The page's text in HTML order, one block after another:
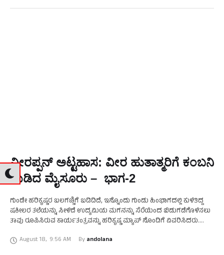
ವೀರಪ್ಪನ್ ಅಟ್ಟಹಾಸ: ವೀರ ಹುತಾತ್ಮರಿಗೆ ಕಂಬನಿ
ಮಿಡಿದ ಮೈಸೂರು – ಭಾಗ-2
ಗುಂಡೇ ಹರಿಕೃಷ್ಣರ ಬಲಗಣ್ಣಿಗೆ ಬಡಿದಿದೆ, ಇನ್ನೊಂದು ಗುಂಡು ಹಿಂಭಾಗದಲ್ಲಿ ಕುಳಿತಿದ್ದ
ಷಕೀಲರ ತಲೆಯನ್ನು ಸೀಳಿದೆ ಉದ್ಯಮಿಯ ಮಗನನ್ನು ಸೆರೆಯಿಂದ ಬಿಡುಗಡೆಗೊಳಿಸಲು
ತಾವು ರೂಪಿಸಿರುವ ಕಾರ್ಯತಂತ್ರವನ್ನು ಹರಿಕೃಷ್ಣ ಮ್ಯಾಪ್ ನೊಂದಿಗೆ ವಿವರಿಸಿದರು.
August 18, 9:56 AM By andolana